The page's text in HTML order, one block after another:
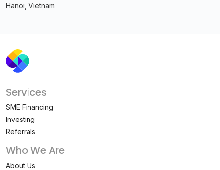
Hanoi, Vietnam
Services
SME Financing
Investing
Referrals
Who We Are
About Us